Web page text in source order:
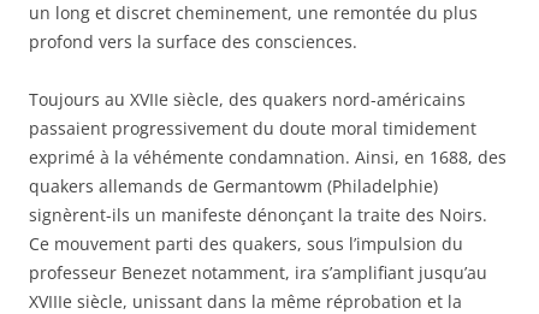
un long et discret cheminement, une remontée du plus
profond vers la surface des consciences.
Toujours au XVIIe siècle, des quakers nord-américains
passaient progressivement du doute moral timidement
exprimé à la véhémente condamnation. Ainsi, en 1688, des
quakers allemands de Germantowm (Philadelphie)
signèrent-ils un manifeste dénonçant la traite des Noirs.
Ce mouvement parti des quakers, sous l’impulsion du
professeur Benezet notamment, ira s’amplifiant jusqu’au
XVIIIe siècle, unissant dans la même réprobation et la